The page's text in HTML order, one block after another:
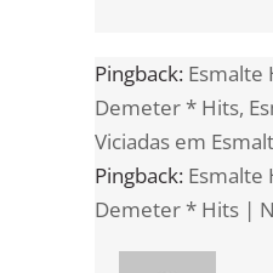
Pingback: Esmalte
Demeter * Hits,
Viciadas em
Pingback: Esmalte
Demeter * Hits |